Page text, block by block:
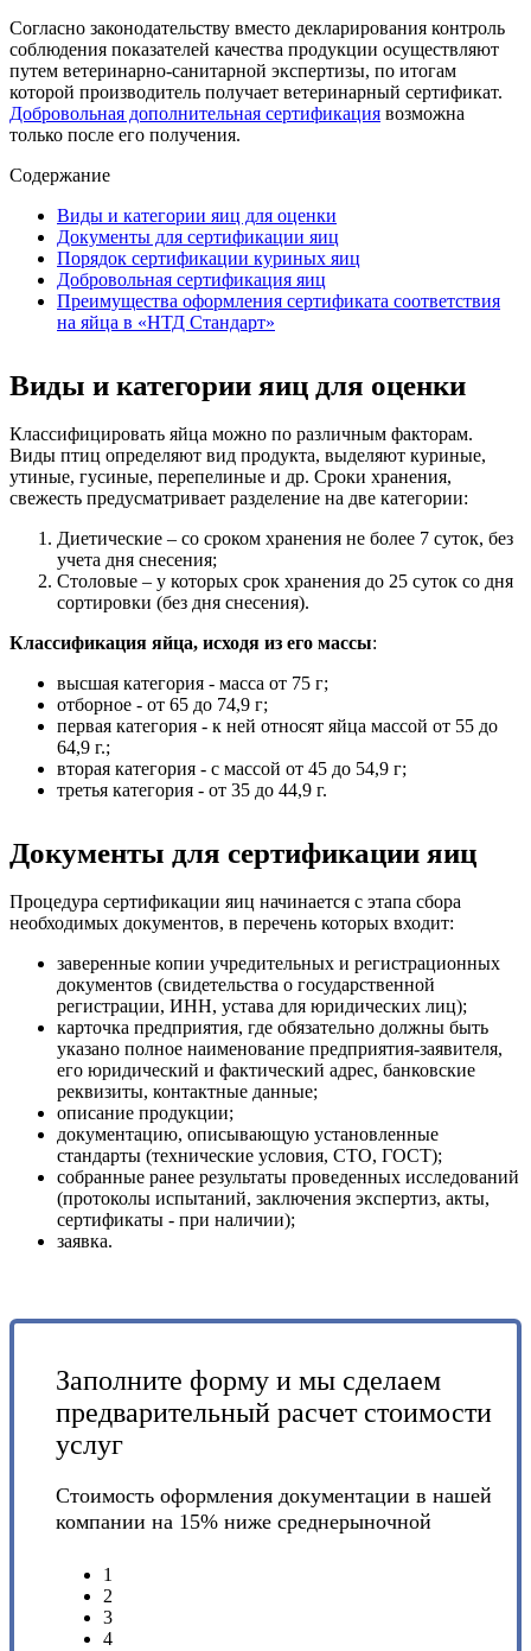
Согласно законодательству вместо декларирования контроль
соблюдения показателей качества продукции осуществляют
путем ветеринарно-санитарной экспертизы, по итогам
которой производитель получает ветеринарный сертификат.
Добровольная дополнительная сертификация возможна
только после его получения.
Содержание
Виды и категории яиц для оценки
Документы для сертификации яиц
Порядок сертификации куриных яиц
Добровольная сертификация яиц
Преимущества оформления сертификата соответствия
на яйца в «НТД Стандарт»
Виды и категории яиц для оценки
Классифицировать яйца можно по различным факторам.
Виды птиц определяют вид продукта, выделяют куриные,
утиные, гусиные, перепелиные и др. Сроки хранения,
свежесть предусматривает разделение на две категории:
Диетические – со сроком хранения не более 7 суток, без
учета дня снесения;
Столовые – у которых срок хранения до 25 суток со дня
сортировки (без дня снесения).
Классификация яйца, исходя из его массы:
высшая категория - масса от 75 г;
отборное - от 65 до 74,9 г;
первая категория - к ней относят яйца массой от 55 до
64,9 г.;
вторая категория - с массой от 45 до 54,9 г;
третья категория - от 35 до 44,9 г.
Документы для сертификации яиц
Процедура сертификации яиц начинается с этапа сбора
необходимых документов, в перечень которых входит:
заверенные копии учредительных и регистрационных
документов (свидетельства о государственной
регистрации, ИНН, устава для юридических лиц);
карточка предприятия, где обязательно должны быть
указано полное наименование предприятия-заявителя,
его юридический и фактический адрес, банковские
реквизиты, контактные данные;
описание продукции;
документацию, описывающую установленные
стандарты (технические условия, СТО, ГОСТ);
собранные ранее результаты проведенных исследований
(протоколы испытаний, заключения экспертиз, акты,
сертификаты - при наличии);
заявка.
Заполните форму и мы сделаем
предварительный расчет стоимости
услуг
Стоимость оформления документации в нашей
компании на 15% ниже среднерыночной
1
2
3
4